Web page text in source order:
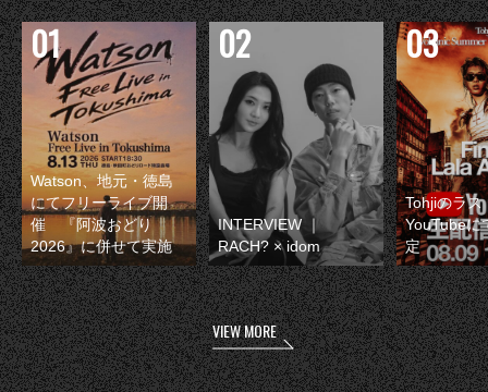
Watson、地元・徳島
にてフリーライブ開
催 『阿波おどり
2026』に併せて実施
INTERVIEW ｜
RACH? × idom
Tohjiのラス
YouTubeに
定
VIEW MORE